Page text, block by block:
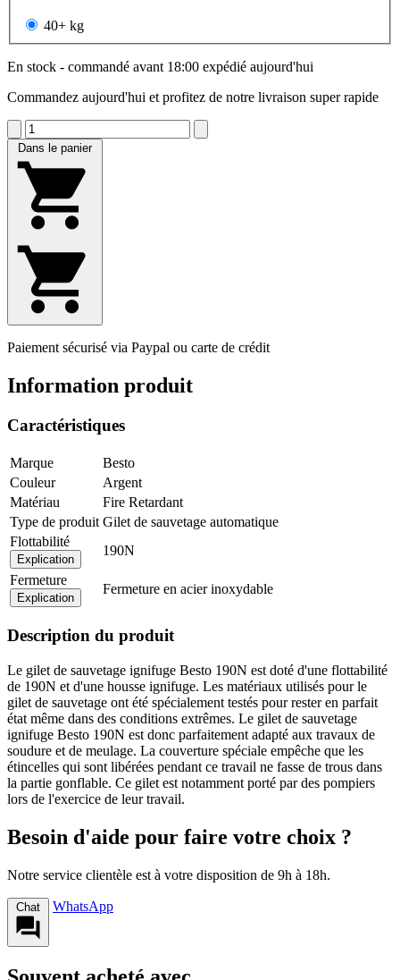
40+ kg
En stock - commandé avant 18:00 expédié aujourd'hui
Commandez aujourd'hui et profitez de notre livraison super rapide
Dans le panier
Paiement sécurisé via Paypal ou carte de crédit
Information produit
Caractéristiques
Marque
Besto
Couleur
Argent
Matériau
Fire Retardant
Type de produit Gilet de sauvetage automatique
Flottabilité
Explication
190N
Fermeture
Explication
Fermeture en acier inoxydable
Description du produit
Le gilet de sauvetage ignifuge Besto 190N est doté d'une flottabilité
de 190N et d'une housse ignifuge. Les matériaux utilisés pour le
gilet de sauvetage ont été spécialement testés pour rester en parfait
état même dans des conditions extrêmes. Le gilet de sauvetage
ignifuge Besto 190N est donc parfaitement adapté aux travaux de
soudure et de meulage. La couverture spéciale empêche que les
étincelles qui sont libérées pendant ce travail ne fasse de trous dans
la partie gonflable. Ce gilet est notamment porté par des pompiers
lors de l'exercice de leur travail.
Besoin d'aide pour faire votre choix ?
Notre service clientèle est à votre disposition de 9h à 18h.
Chat WhatsApp